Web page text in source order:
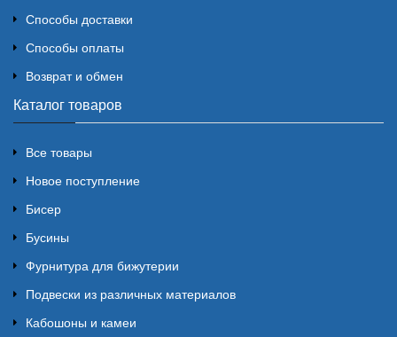
Способы доставки
Способы оплаты
Возврат и обмен
Каталог товаров
Все товары
Новое поступление
Бисер
Бусины
Фурнитура для бижутерии
Подвески из различных материалов
Кабошоны и камеи